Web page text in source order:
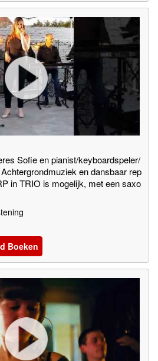
Sofie en pianist/keyboardspeler/
en dansbaar rep
in TRIO is mogelijk, met een saxo
Boeken